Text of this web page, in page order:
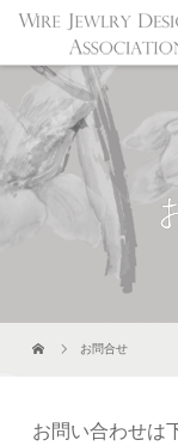
お問合せ
お問い合わせは